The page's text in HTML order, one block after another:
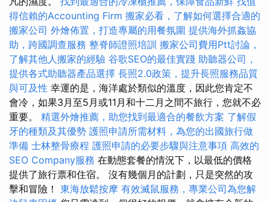
得信賴的Accounting Firm 搬家必看，了解如何選擇合適的
搬家公司 外燴佈置，打造專屬的用餐氛圍 提供海外抓姦協
助，跨國調查服務 整脊師證照培訓 搬家公司費用Ptt討論，
了解其他人搬家的經驗 谷歌SEO的最佳實踐 助聽器公司，
提供各式助聽器產品選擇 長照2.0政策，提升長照服務品質
與可及性 幸運的是，海洋處於類似的溫度，因此您肯定不
會冷，如果3月至5月或11月和十二月之間不旅行，您就不必
重要。 精選外燴推薦，助您找到最適合的餐飲方案 了解假
牙的種類及其優勢 護照申請所需材料，為您的出國旅行做
準備 士林整骨療程 護照申請的必要步驟與注意事項 高效的
SEO Company服務 在動態套餐的情況下，以最低的價格
提供了旅行票和住宿。 沒有幾個月的計劃，只是突然的攻
擊和冒險！ 東海放鬆按摩 有效滅鼠服務，專業公司為您解